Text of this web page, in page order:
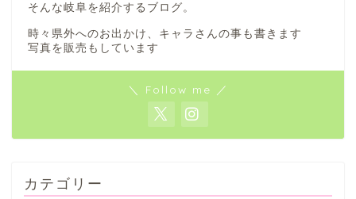
そんな岐阜を紹介するブログ。
時々県外へのお出かけ、キャラさんの事も書きます
写真を販売もしています
＼ Follow me ／
カテゴリー